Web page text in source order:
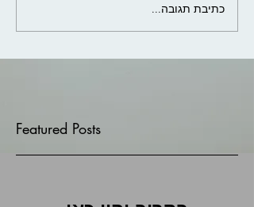
כתיבת תגובה...
Featured Posts